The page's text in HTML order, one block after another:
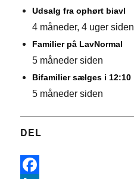
Udsalg fra ophørt biavl
4 måneder, 4 uger siden
Familier på LavNormal
5 måneder siden
Bifamilier sælges i 12:10
5 måneder siden
DEL